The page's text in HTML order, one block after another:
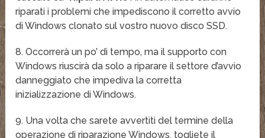
riparati i problemi che impediscono il corretto avvio
di Windows clonato sul vostro nuovo disco SSD.
8. Occorrerà un po’ di tempo, ma il supporto con
Windows riuscirà da solo a riparare il settore d’avvio
danneggiato che impediva la corretta
inizializzazione di Windows.
9. Una volta che sarete avvertiti del termine della
operazione di riparazione Windows, togliete il